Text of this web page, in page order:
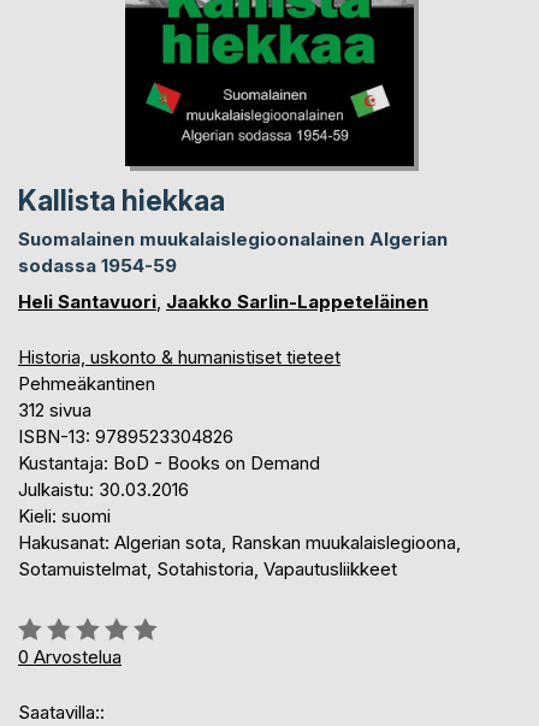
Kallista hiekkaa
Suomalainen muukalaislegioonalainen Algerian
sodassa 1954-59
Heli Santavuori, Jaakko Sarlin-Lappeteläinen
Historia, uskonto & humanistiset tieteet
Pehmeäkantinen
312 sivua
ISBN-13: 9789523304826
Kustantaja: BoD - Books on Demand
Julkaistu: 30.03.2016
Kieli: suomi
Hakusanat: Algerian sota, Ranskan muukalaislegioona,
Sotamuistelmat, Sotahistoria, Vapautusliikkeet
Arvostelu::
0%
0 Arvostelua
Saatavilla::